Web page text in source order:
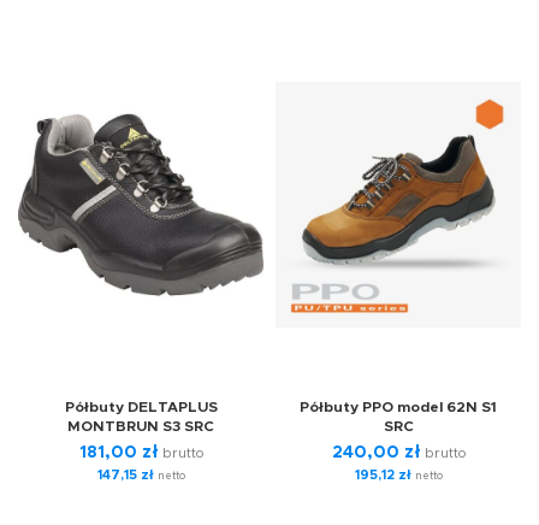
Półbuty DELTAPLUS
MONTBRUN S3 SRC
181,00 zł brutto
147,15 złnetto
Półbuty PPO model 62N S1
SRC
240,00 zł brutto
195,12 złnetto